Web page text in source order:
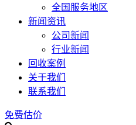
全国服务地区
新闻资讯
公司新闻
行业新闻
回收案例
关于我们
联系我们
免费估价